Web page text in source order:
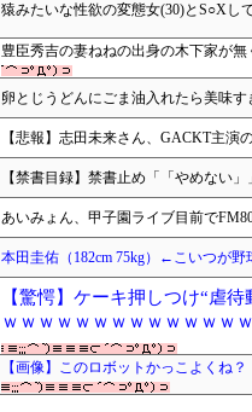
猿みたいな性欲の変態女(30)とS○Xし
豊臣秀吉の妻ねねの出身の木下家が
卵とじうどんにごま油入れたら美味す
【悲報】志田未来さん、GACKT主演
【禁書目録】禁書止め「「やめない」」
あいみょん、甲子園ライブ目前で
本田圭佑（182cm 75kg）←こいつが
【驚愕】ケーキ押しつけ“虐
ｗｗｗｗｗｗｗｗｗｗｗｗｗｗ
【画像】このロボットかっこよくね？